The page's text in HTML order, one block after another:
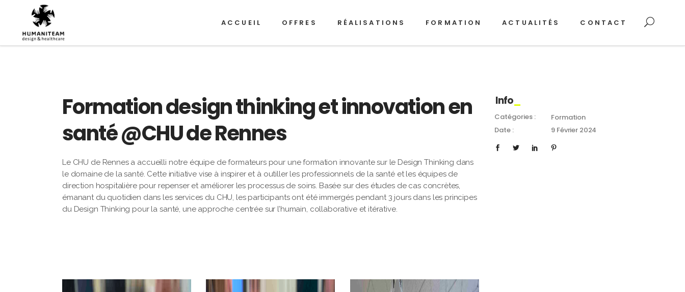
ACCUEIL OFFRES RÉALISATIONS FORMATION ACTUALITÉS CONTACT
Formation design thinking et innovation en
santé @CHU de Rennes
Le CHU de Rennes a accueilli notre équipe de formateurs pour une formation innovante sur le Design Thinking dans
le domaine de la santé. Cette initiative vise à inspirer et à outiller les professionnels de la santé et les équipes de
direction hospitalière pour repenser et améliorer les processus de soins. Basée sur des études de cas concrètes,
émanant du quotidien dans les services du CHU, les participants ont été immergés pendant 3 jours dans les principes
du Design Thinking pour la santé, une approche centrée sur l’humain, collaborative et itérative.
Info
Catégories :
Formation
Date :
9 Février 2024